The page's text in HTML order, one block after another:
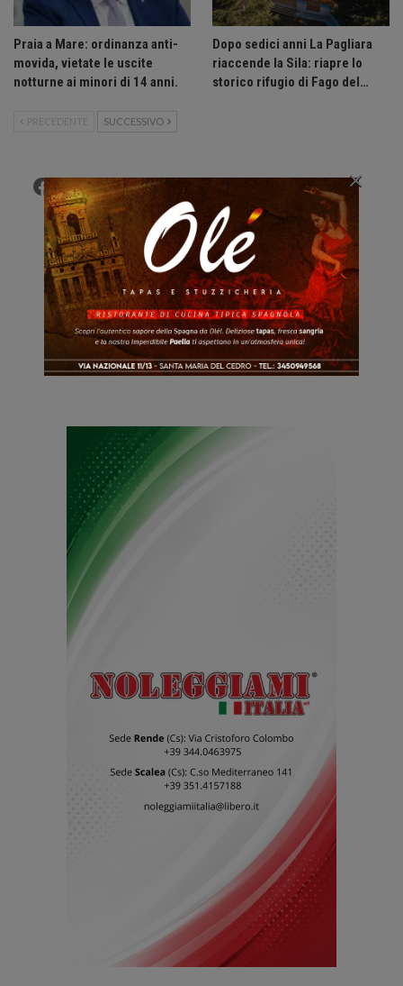
Praia a Mare: ordinanza anti-
movida, vietate le uscite
notturne ai minori di 14 anni.
Dopo sedici anni La Pagliara
riaccende la Sila: riapre lo
storico rifugio di Fago del…
PRECEDENTE SUCCESSIVO
Facebook
Twitter ×